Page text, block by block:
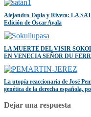
Alejandro Tapia y Rivera: LA
Edición de Óscar Ayala
LA MUERTE DEL VISIR
EN VENECIA SEÑOR DU
La utopía reaccionaria de José
genética de la derecha española,
Dejar una respuesta